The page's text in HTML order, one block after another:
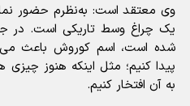
وی معتقد است: به‌نظرم حضور
یک چراغ وسط تاریکی است. در
شده است، اسم کوروش باعث
پیدا کنیم؛ مثل اینکه هنوز
به آن افتخار کنیم.